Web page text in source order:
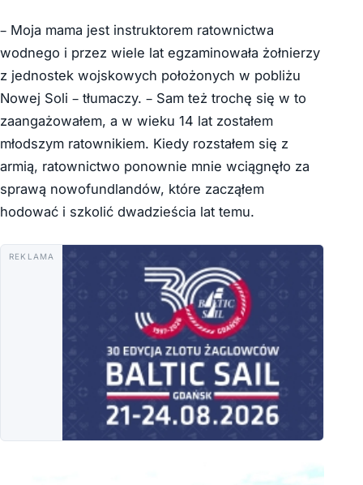
– Moja mama jest instruktorem ratownictwa
wodnego i przez wiele lat egzaminowała żołnierzy
z jednostek wojskowych położonych w pobliżu
Nowej Soli – tłumaczy. – Sam też trochę się w to
zaangażowałem, a w wieku 14 lat zostałem
młodszym ratownikiem. Kiedy rozstałem się z
armią, ratownictwo ponownie mnie wciągnęło za
sprawą nowofundlandów, które zacząłem
hodować i szkolić dwadzieścia lat temu.
REKLAMA